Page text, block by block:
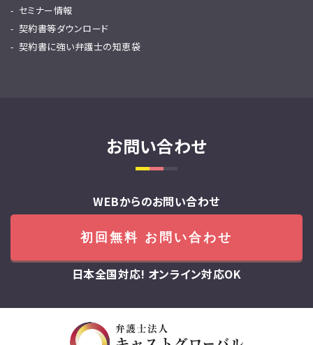
セミナー情報
契約書等ダウンロード
契約書に強い弁護士の知恵袋
お問い合わせ
WEBからのお問い合わせ
初回無料 お問い合わせ
日本全国対応! オンライン対応OK